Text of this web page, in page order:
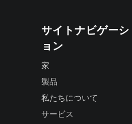
サイトナビゲーシ
ョン
家
製品
私たちについて
サービス